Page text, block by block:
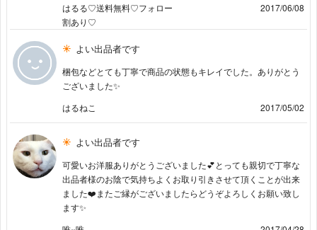
はるる♡送料無料♡フォロー
割あり♡
2017/06/08
よい出品者です
梱包などとても丁寧で商品の状態もキレイでした。ありがとう
ございました✨
はるねこ
2017/05/02
よい出品者です
可愛いお洋服ありがとうございました💕とっても親切で丁寧な
出品者様のお陰で気持ちよくお取り引きさせて頂くことが出来
ました❤️またご縁がございましたらどうぞよろしくお願い致し
ます✨